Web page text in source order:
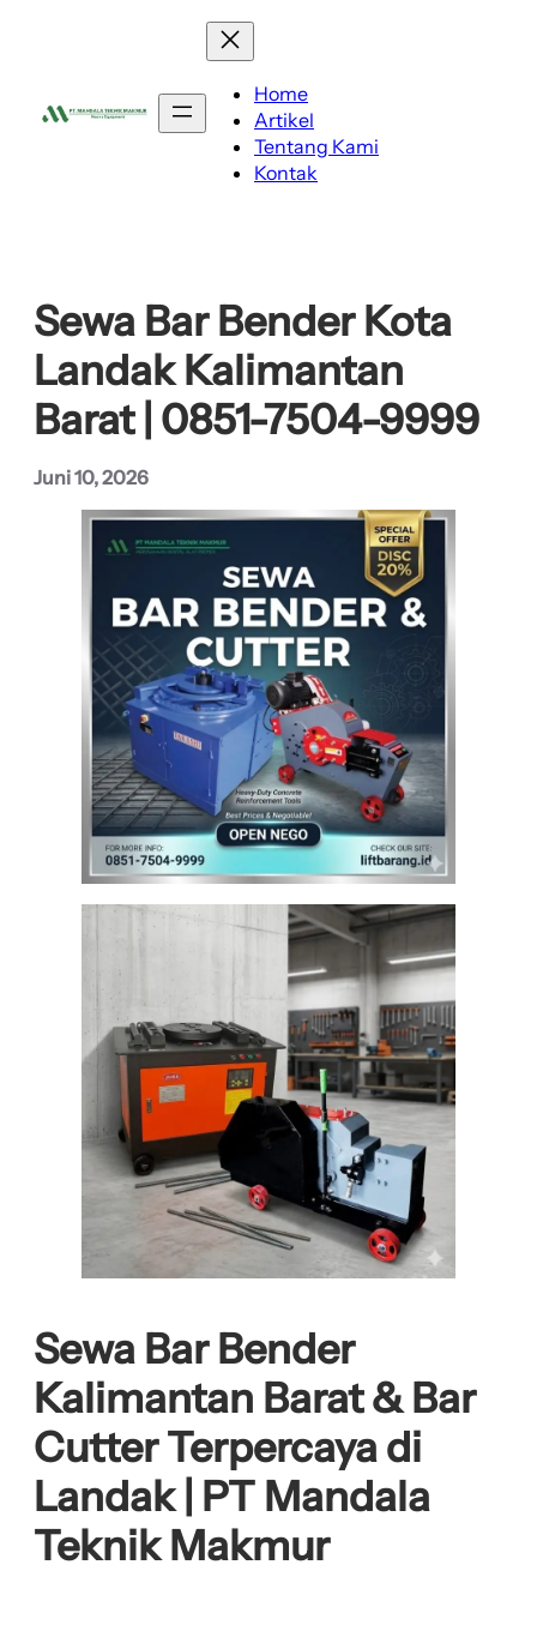
Home
Artikel
Tentang Kami
Kontak
Sewa Bar Bender Kota
Landak Kalimantan
Barat | 0851-7504-9999
Juni 10, 2026
Sewa Bar Bender
Kalimantan Barat & Bar
Cutter Terpercaya di
Landak | PT Mandala
Teknik Makmur